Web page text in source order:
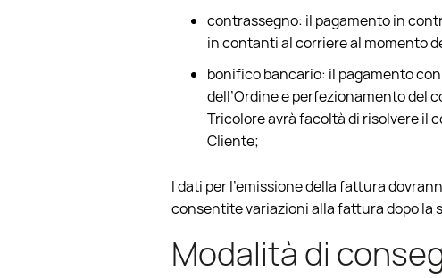
contrassegno: il pagamento in
in contanti al corriere al momento
bonifico bancario: il pagamento
dell’Ordine e perfezionamento del
Tricolore avrà facoltà di risolvere il
Cliente;
I dati per l'emissione della fattura
consentite variazioni alla fattura dopo la
Modalità di